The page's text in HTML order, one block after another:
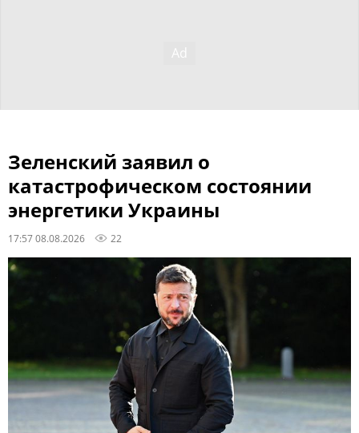
Зеленский заявил о
катастрофическом состоянии
энергетики Украины
17:57 08.08.2026 22